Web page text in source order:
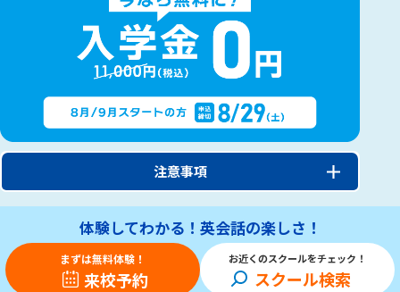
注意事項
体験してわかる！英会話の楽しさ！
まずは無料体験！
来校予約
お近くのスクールをチェック！
スクール検索